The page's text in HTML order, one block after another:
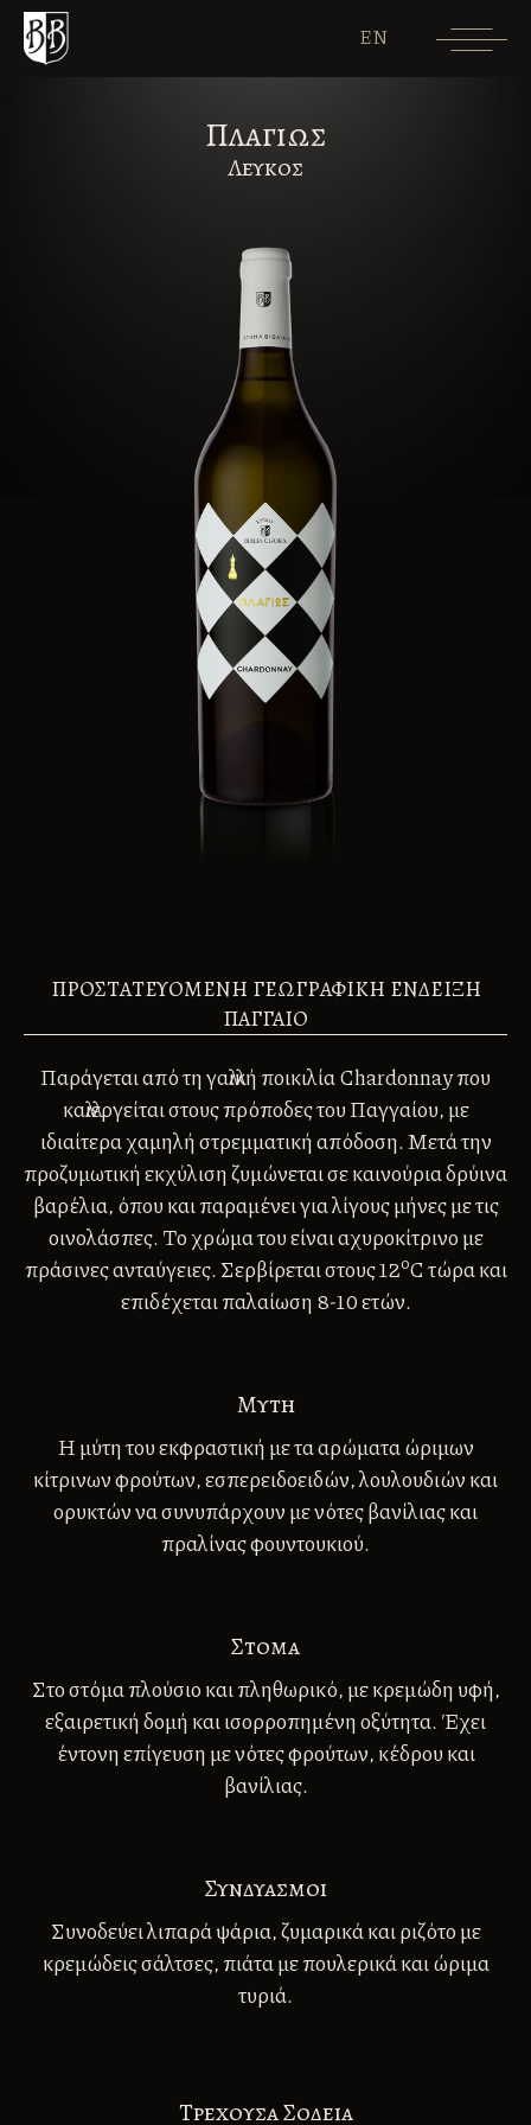
EN
Πλαγιως
Λευκος
ΠΡΟΣΤΑΤΕΥΟΜΕΝΗ ΓΕΩΓΡΑΦΙΚΗ ΕΝΔΕΙΞΗ
ΠΑΓΓΑΙΟ
Παράγεται από τη γαλλική ποικιλία Chardonnay που
καλλιεργείται στους πρόποδες του Παγγαίου, με
ιδιαίτερα χαμηλή στρεμματική απόδοση. Μετά την
προζυµωτική εκχύλιση ζυμώνεται σε καινούρια δρύινα
βαρέλια, όπου και παραμένει για λίγους μήνες µε τις
οινολάσπες. Το χρώμα του είναι αχυροκίτρινο µε
πράσινες ανταύγειες. Σερβίρεται στους 12οC τώρα και
επιδέχεται παλαίωση 8-10 ετών.
Μυτη
Η μύτη του εκφραστική µε τα αρώματα ώριμων
κίτρινων φρούτων, εσπερειδοειδών, λουλουδιών και
ορυκτών να συνυπάρχουν με νότες βανίλιας και
πραλίνας φουντουκιού.
Στομα
Στο στόμα πλούσιο και πληθωρικό, µε κρεμώδη υφή,
εξαιρετική δομή και ισορροπημένη οξύτητα. Έχει
έντονη επίγευση µε νότες φρούτων, κέδρου και
βανίλιας.
Συνδυασμοι
Συνοδεύει λιπαρά ψάρια, ζυμαρικά και ριζότο με
κρεμώδεις σάλτσες, πιάτα με πουλερικά και ώριμα
τυριά.
Tρεχουσα Σοδεια